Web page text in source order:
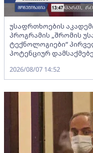
უსაფრთხოების
პროგრამის „შრომის
ტექნოლოგიები“
პოტენციურ
2026/08/07 14:52